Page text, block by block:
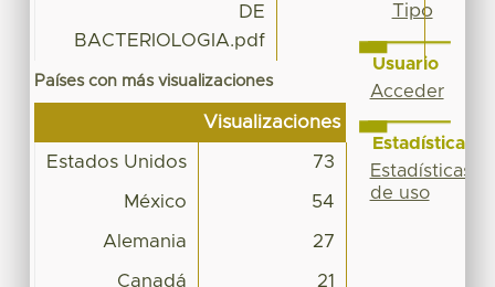
DE
BACTERIOLOGIA.pdf
Países con más visualizaciones
Visualizaciones
Estados Unidos 73
México 54
Alemania 27
Canadá 21
Tipo
Usuario
Acceder
Estadísticas
Estadísticas
de uso